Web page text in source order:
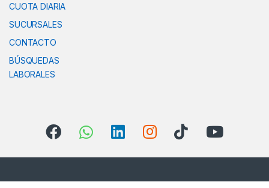
CUOTA DIARIA
SUCURSALES
CONTACTO
BÚSQUEDAS
LABORALES